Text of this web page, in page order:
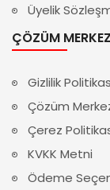
Üyelik
ÇÖZÜM
Gizlilik
Çözüm
Çerez
KVKK Metni
Ödeme